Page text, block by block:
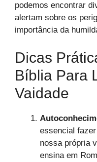
podemos encontrar
alertam sobre os
importância da
Dicas
Bíblia Para
Vaidade
essencial
nossa própria
ensina em